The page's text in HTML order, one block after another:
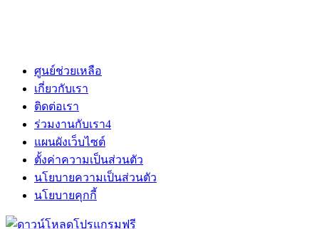
ศูนย์ช่วยเหลือ
เกี่ยวกับเรา
ติดต่อเรา
ร่วมงานกับเรา4
แผนผังเว็บไซต์
ตั้งค่าความเป็นส่วนตัว
นโยบายความเป็นส่วนตัว
นโยบายคุกกี้